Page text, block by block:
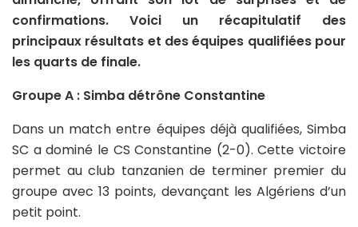
confirmations. Voici un récapitulatif des
principaux résultats et des équipes qualifiées pour
les quarts de finale.
Groupe A : Simba détrône Constantine
Dans un match entre équipes déjà qualifiées, Simba
SC a dominé le CS Constantine (2-0). Cette victoire
permet au club tanzanien de terminer premier du
groupe avec 13 points, devançant les Algériens d’un
petit point.